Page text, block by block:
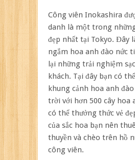
Công viên Inokashira
danh là một trong
đẹp nhất tại Tokyo. Đây
ngắm hoa anh đào nức
lại những trải nghiệm
khách. Tại đây bạn có
khung cảnh hoa anh
trời với hơn 500 cây hoa
có thể thưởng thức vẻ
của sắc hoa bạn nên
thuyền và chèo trên hồ
công viên.